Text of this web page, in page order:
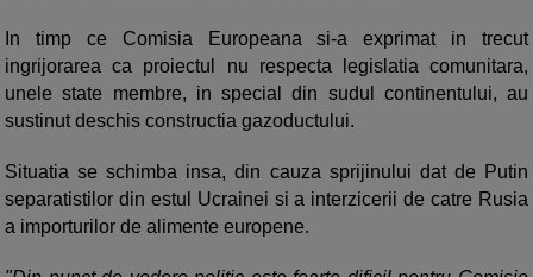
In timp ce Comisia Europeana si-a exprimat in trecut
ingrijorarea ca proiectul nu respecta legislatia comunitara,
unele state membre, in special din sudul continentului, au
sustinut deschis constructia gazoductului.
Situatia se schimba insa, din cauza sprijinului dat de Putin
separatistilor din estul Ucrainei si a interzicerii de catre Rusia
a importurilor de alimente europene.